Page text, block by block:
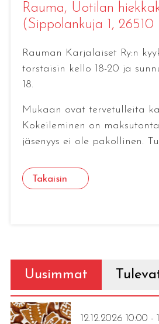
Rauma, Uotilan
(Sippolankuja 1,
Rauman Karjalaiset Ry:n
torstaisin kello 18-20 ja
18.
Mukaan ovat tervetulleita
Kokeileminen on
jäsenyys ei ole pakollinen.
Takaisin
Uusimmat
12.12.2026 10:00 -